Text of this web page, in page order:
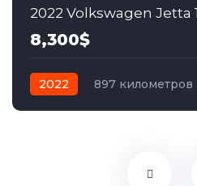
2022 Volkswagen Jetta
8,300$
2022 897 километров